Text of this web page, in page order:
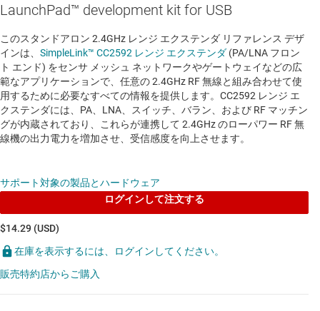
LaunchPad™ development kit for USB
このスタンドアロン 2.4GHz レンジ エクステンダ リファレンス デザ
インは、 SimpleLink™ CC2592 レンジ エクステンダ (PA/LNA フロン
ト エンド) をセンサ メッシュ ネットワークやゲートウェイなどの広
範なアプリケーションで、任意の 2.4GHz RF 無線と組み合わせて使
用するために必要なすべての情報を提供します。CC2592 レンジ エ
クステンダには、PA、LNA、スイッチ、バラン、および RF マッチン
グが内蔵されており、これらが連携して 2.4GHz のローパワー RF 無
線機の出力電力を増加させ、受信感度を向上させます。
サポート対象の製品とハードウェア
ログインして注文する
$14.29 (USD)
在庫を表示するには、ログインしてください。
販売特約店からご購入